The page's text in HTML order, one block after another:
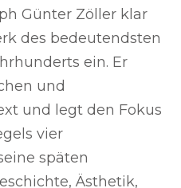
Günter Zöller klar
des bedeutendsten
ein. Er
und
und legt den Fokus
vier
späten
Ästhetik,